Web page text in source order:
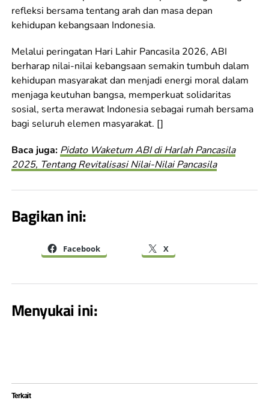
refleksi bersama tentang arah dan masa depan
kehidupan kebangsaan Indonesia.
Melalui peringatan Hari Lahir Pancasila 2026, ABI
berharap nilai-nilai kebangsaan semakin tumbuh dalam
kehidupan masyarakat dan menjadi energi moral dalam
menjaga keutuhan bangsa, memperkuat solidaritas
sosial, serta merawat Indonesia sebagai rumah bersama
bagi seluruh elemen masyarakat. []
Baca juga: Pidato Waketum ABI di Harlah Pancasila
2025, Tentang Revitalisasi Nilai-Nilai Pancasila
Bagikan ini:
Facebook X
Menyukai ini:
Terkait